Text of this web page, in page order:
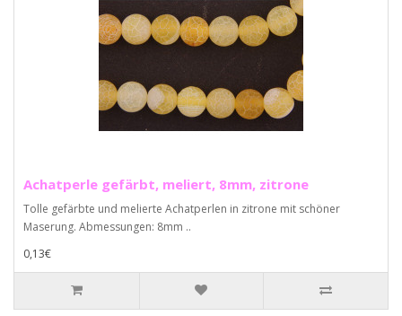
Achatperle gefärbt, meliert, 8mm, zitrone
Tolle gefärbte und melierte Achatperlen in zitrone mit schöner
Maserung. Abmessungen: 8mm ..
0,13€